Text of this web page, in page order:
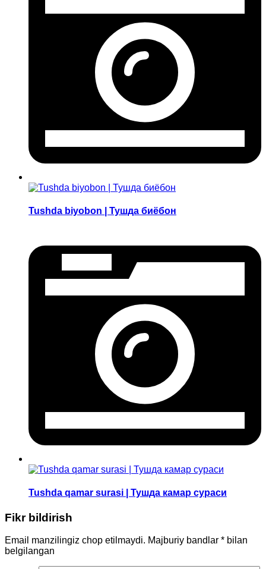
Tushda biyobon | Тушда биёбон
Tushda qamar surasi | Тушда камар сураси
Fikr bildirish
Email manzilingiz chop etilmaydi. Majburiy bandlar * bilan
belgilangan